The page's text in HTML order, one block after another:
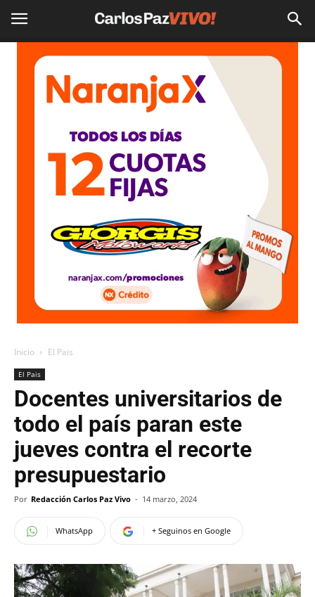
Inicio El Pais
El Pais
Docentes universitarios de
todo el país paran este
jueves contra el recorte
presupuestario
Por Redacción Carlos Paz Vivo - 14 marzo, 2024
WhatsApp + Seguinos en Google